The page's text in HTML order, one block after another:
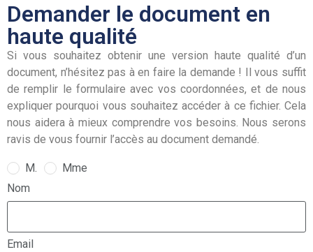
Demander le document en
haute qualité
Si vous souhaitez obtenir une version haute qualité d’un
document, n’hésitez pas à en faire la demande ! Il vous suffit
de remplir le formulaire avec vos coordonnées, et de nous
expliquer pourquoi vous souhaitez accéder à ce fichier. Cela
nous aidera à mieux comprendre vos besoins. Nous serons
ravis de vous fournir l’accès au document demandé.
M.
Mme
Nom
Email